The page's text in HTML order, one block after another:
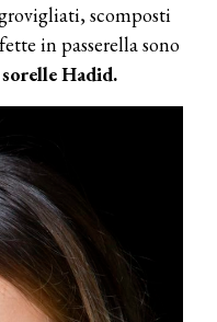
scomposti
in passerella sono
Hadid.